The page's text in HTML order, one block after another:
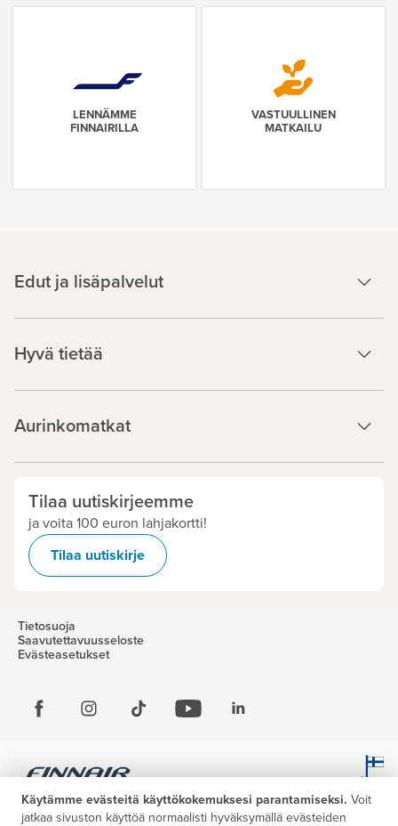
LENNÄMME
FINNAIRILLA
VASTUULLINEN
MATKAILU
Edut ja lisäpalvelut
Hyvä tietää
Aurinkomatkat
Tilaa uutiskirjeemme
ja voita 100 euron lahjakortti!
Tilaa uutiskirje
Tietosuoja
Saavutettavuusseloste
Evästeasetukset
Käytämme evästeitä käyttökokemuksesi parantamiseksi. Voit
jatkaa sivuston käyttöä normaalisti hyväksymällä evästeiden